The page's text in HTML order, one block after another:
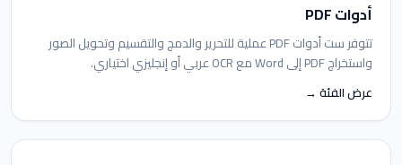
أدوات PDF
تتوفر ست أدوات PDF عملية للتحرير والدمج والتقسيم وتحويل الصور
واستخراج PDF إلى Word مع OCR عربي أو إنجليزي اختياري.
عرض الفئة →